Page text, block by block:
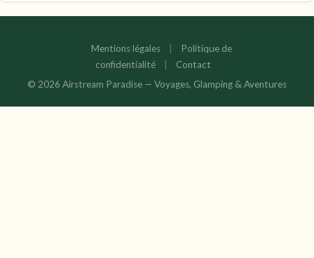
Mentions légales
Politique de
confidentialité
Contact
© 2026 Airstream Paradise — Voyages, Glamping & Aventures